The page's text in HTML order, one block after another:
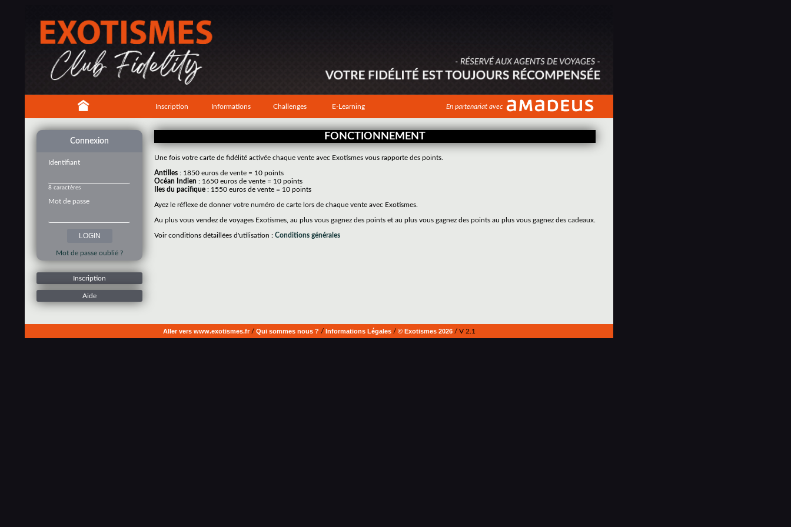
Inscription Informations Challenges E-Learning En partenariat avec
Connexion
Identifiant
8 caractères
Mot de passe
Mot de passe oublié ?
Inscription
Aide
FONCTIONNEMENT
Une fois votre carte de fidélité activée chaque vente avec Exotismes vous rapporte des points.
Antilles : 1850 euros de vente = 10 points
Océan Indien : 1650 euros de vente = 10 points
Iles du pacifique : 1550 euros de vente = 10 points
Ayez le réflexe de donner votre numéro de carte lors de chaque vente avec Exotismes.
Au plus vous vendez de voyages Exotismes, au plus vous gagnez des points et au plus vous gagnez des points au plus vous gagnez des cadeaux.
Voir conditions détaillées d'utilisation : Conditions générales
Aller vers www.exotismes.fr/ Qui sommes nous ? / Informations Légales/ © Exotismes 2026/ V 2.1